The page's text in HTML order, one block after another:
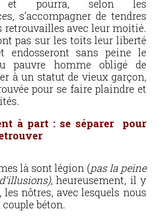
et pourra, selon les
s’accompagner de tendres
retrouvailles avec leur moitié.
pas sur les toits leur liberté
endosseront sans peine le
pauvre homme obligé de
à un statut de vieux garçon,
pour se faire plaindre et
à part : se séparer pour
là sont légion (pas la peine
, heureusement, il y
les nôtres, avec lesquels nous
béton.